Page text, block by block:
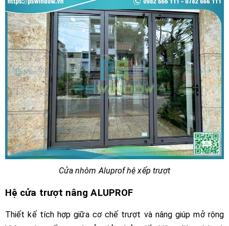
Cửa nhôm Aluprof hệ xếp trượt
Hệ cửa trượt nâng ALUPROF
Thiết kế tích hợp giữa cơ chế trượt và nâng giúp mở rộng